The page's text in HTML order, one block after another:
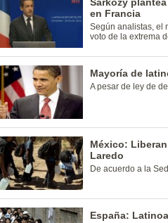
en Francia
Según analistas, el
voto de la extrema
Mayoría de
A pesar de ley de
México:
Laredo
De acuerdo a la
España: